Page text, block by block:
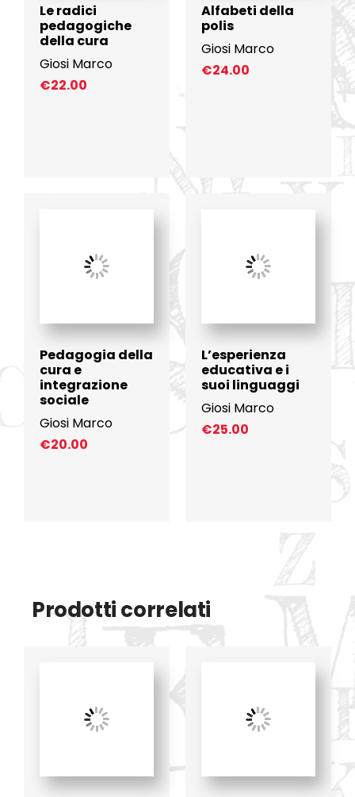
Le radici
pedagogiche
della cura
Giosi Marco
€22.00
Alfabeti della
polis
Giosi Marco
€24.00
Pedagogia della
cura e
integrazione
sociale
Giosi Marco
€20.00
L’esperienza
educativa e i
suoi linguaggi
Giosi Marco
€25.00
Prodotti correlati